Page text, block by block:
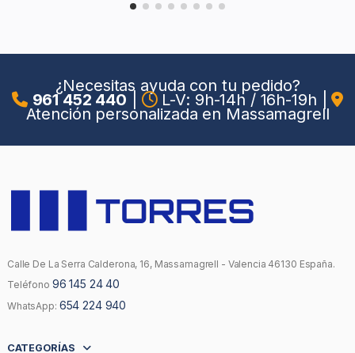
¿Necesitas ayuda con tu pedido?
961 452 440 L-V: 9h-14h / 16h-19h
Atención personalizada en Massamagrell
Calle De La Serra Calderona, 16, Massamagrell - Valencia 46130 España.
Teléfono 96 145 24 40
WhatsApp: 654 224 940
CATEGORÍAS